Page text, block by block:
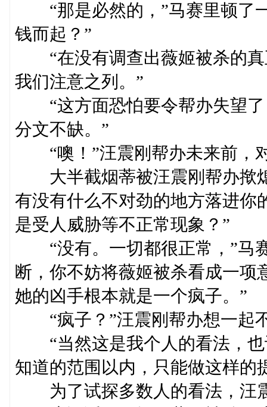
“那是必然的，”马赛里顿了
钱而起？”
“在没有调查出薇姬被杀的真
我们注意之列。”
“这方面恐怕要令帮办失望了
分文不缺。”
“噢！”汪震刚帮办未来前，
大半截烟蒂被汪震刚帮办揿
有没有什么不对劲的地方落进你
是受人威胁等不正常现象？”
“没有。一切都很正常，”马
断，你不妨将薇姬被杀看成一项
她的凶手根本就是一个疯子。”
“疯子？”汪震刚帮办想一起
“当然这是我个人的看法，也
知道的范围以内，只能做这样的
为了试探多数人的看法，汪